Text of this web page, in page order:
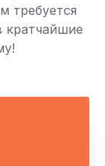
требуется
кратчайшие